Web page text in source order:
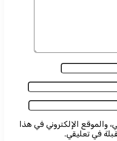
والموقع الإلكتروني في هذا
في تعليقي.